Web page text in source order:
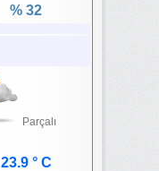
% 32
Parçalı
23.9 ° C